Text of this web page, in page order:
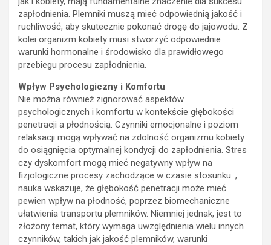
zapłodnienia. Plemniki muszą mieć odpowiednią jakość i
ruchliwość, aby skutecznie pokonać drogę do jajowodu. Z
kolei organizm kobiety musi stworzyć odpowiednie
warunki hormonalne i środowisko dla prawidłowego
przebiegu procesu zapłodnienia.
Wpływ Psychologiczny i Komfortu
Nie można również zignorować aspektów
psychologicznych i komfortu w kontekście głębokości
penetracji a płodnością. Czynniki emocjonalne i poziom
relaksacji mogą wpływać na zdolność organizmu kobiety
do osiągnięcia optymalnej kondycji do zapłodnienia. Stres
czy dyskomfort mogą mieć negatywny wpływ na
fizjologiczne procesy zachodzące w czasie stosunku. ,
nauka wskazuje, że głębokość penetracji może mieć
pewien wpływ na płodność, poprzez biomechaniczne
ułatwienia transportu plemników. Niemniej jednak, jest to
złożony temat, który wymaga uwzględnienia wielu innych
czynników, takich jak jakość plemników, warunki